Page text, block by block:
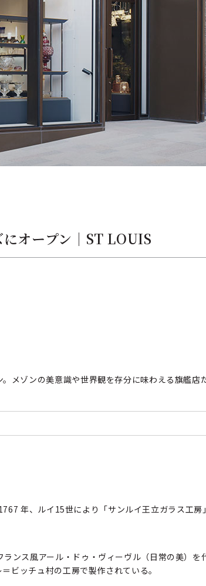
オープン｜ST LOUIS
メゾンの美意識や世界観を存分に味わえる旗艦店だ
年、ルイ15世により「サンルイ王立ガラス工房
ンス風アール・ドゥ・ヴィーヴル（日常の美）を
ビッチュ村の工房で製作されている。